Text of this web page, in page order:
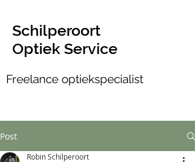
Schilperoort
Optiek Service
Freelance optiekspecialist
Post
Robin Schilperoort